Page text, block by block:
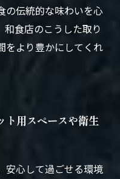
の伝統的な味わいを心
食店のこうした取り
をより豊かにしてくれ
ト用スペースや衛生
安心して過ごせる環境